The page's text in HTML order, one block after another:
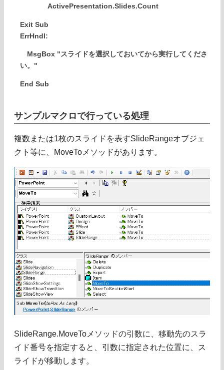
ActivePresentation.Slides.Count
Exit Sub
ErrHndl:
MsgBox "スライドを選択しておいてから実行してくださ
い。"
End Sub
サンプルマクロで行っている処理
複数または1枚のスライドを表すSlideRangeオブジェ
クト等に、MoveToメソッドがあります。
SlideRange.MoveToメソッドの引数に、移動先のスラ
イド番号を指定すると、引数に指定された位置に、ス
ライドが移動します。